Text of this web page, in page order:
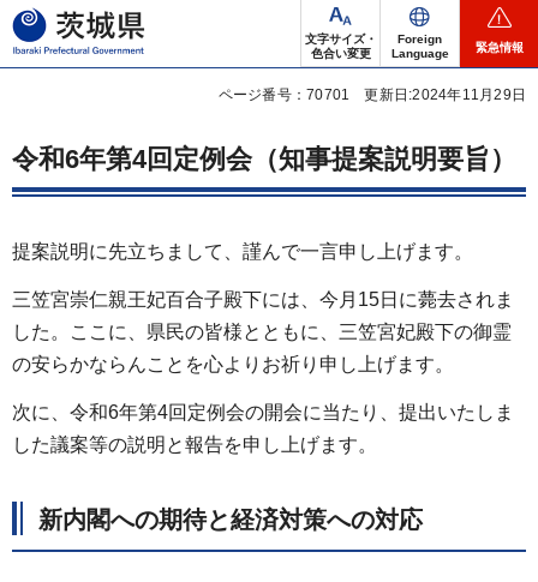
茨城県
文字サイズ・
色合い変更
Foreign
Language
緊急情報
ページ番号：70701 更新日:2024年11月29日
令和6年第4回定例会（知事提案説明要旨）
提案説明に先立ちまして、謹んで一言申し上げます。
三笠宮崇仁親王妃百合子殿下には、今月15日に薨去されま
した。ここに、県民の皆様とともに、三笠宮妃殿下の御霊
の安らかならんことを心よりお祈り申し上げます。
次に、令和6年第4回定例会の開会に当たり、提出いたしま
した議案等の説明と報告を申し上げます。
新内閣への期待と経済対策への対応